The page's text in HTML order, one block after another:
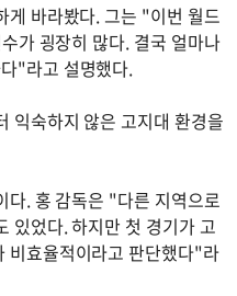
게 바라봤다. 그는 "이번 월드
가 굉장히 많다. 결국 얼마나
"라고 설명했다.
익숙하지 않은 고지대 환경을
다. 홍 감독은 "다른 지역으로
있었다. 하지만 첫 경기가 고
비효율적이라고 판단했다"라